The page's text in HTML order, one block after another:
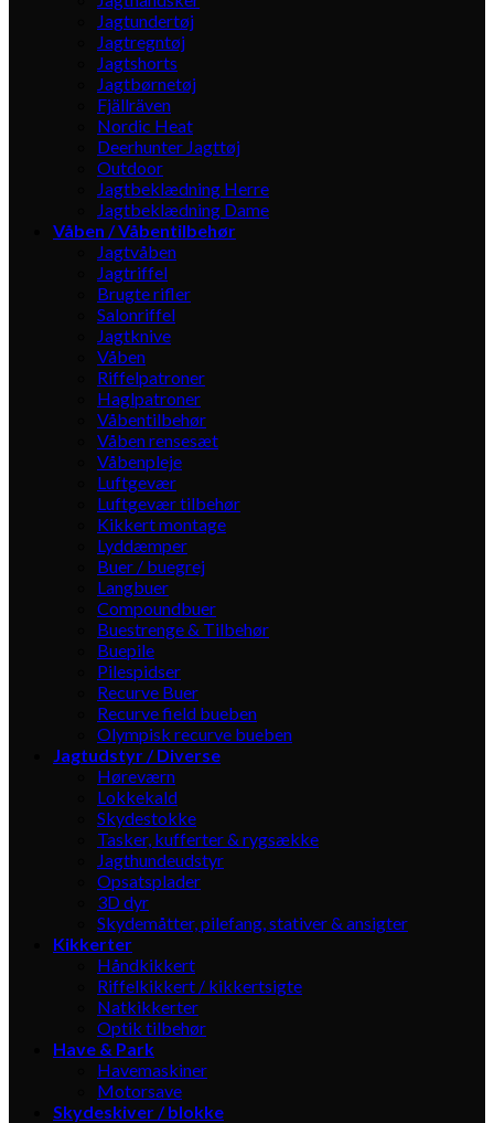
Jagtundertøj
Jagtregntøj
Jagtshorts
Jagtbørnetøj
Fjällräven
Nordic Heat
Deerhunter Jagttøj
Outdoor
Jagtbeklædning Herre
Jagtbeklædning Dame
Våben / Våbentilbehør
Jagtvåben
Jagtriffel
Brugte rifler
Salonriffel
Jagtknive
Våben
Riffelpatroner
Haglpatroner
Våbentilbehør
Våben rensesæt
Våbenpleje
Luftgevær
Luftgevær tilbehør
Kikkert montage
Lyddæmper
Buer / buegrej
Langbuer
Compoundbuer
Buestrenge & Tilbehør
Buepile
Pilespidser
Recurve Buer
Recurve field bueben
Olympisk recurve bueben
Jagtudstyr / Diverse
Høreværn
Lokkekald
Skydestokke
Tasker, kufferter & rygsække
Jagthundeudstyr
Opsatsplader
3D dyr
Skydemåtter, pilefang, stativer & ansigter
Kikkerter
Håndkikkert
Riffelkikkert / kikkertsigte
Natkikkerter
Optik tilbehør
Have & Park
Havemaskiner
Motorsave
Skydeskiver / blokke